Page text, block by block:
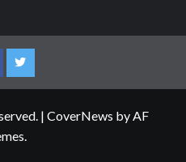
Twitter
| CoverNews by AF